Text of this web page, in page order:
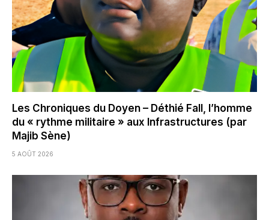
Les Chroniques du Doyen – Déthié Fall, l’homme
du « rythme militaire » aux Infrastructures (par
Majib Sène)
5 AOÛT 2026